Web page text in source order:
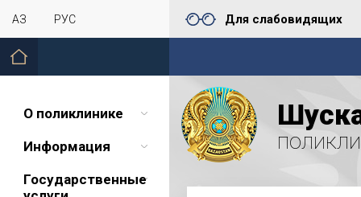
ҚАЗ РУС Для слабовидящих
О поликлинике
Информация
Государственные